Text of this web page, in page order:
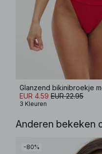
Glanzend bikinibroekje
EUR 4.59 EUR 22.95
3 Kleuren
Anderen bekeken
-80%